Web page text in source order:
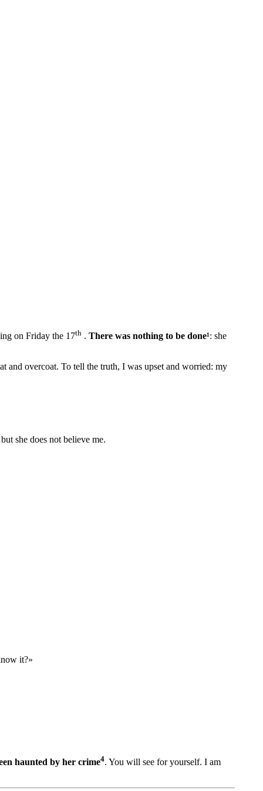
on Friday the 17th . There was nothing to be done¹: she
and over­coat. To tell the truth, I was upset and worried: my
she does not be­lieve me.
it?»
haunted by her crime4. You will see for yourself. I am